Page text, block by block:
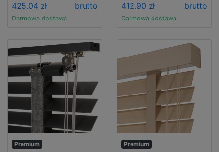
425.04 zł
brutto
Darmowa dostawa
412.90 zł
brutto
Darmowa dostawa
Premium Premium